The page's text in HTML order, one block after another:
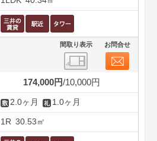
間取り表示 お問合せ
174,000円 10,000円
2.0ヶ月 1.0ヶ月
1R 30.53㎡